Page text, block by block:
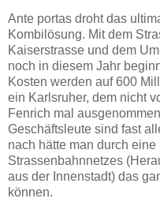
Ante portas droht das
Kombilösung. Mit dem
Kaiserstrasse und dem
noch in diesem Jahr
Kosten werden auf 600
ein Karlsruher, dem nicht
Fenrich mal
Geschäftsleute sind fast
nach hätte man durch eine
Strassenbahnnetzes
aus der Innenstadt) das
können.